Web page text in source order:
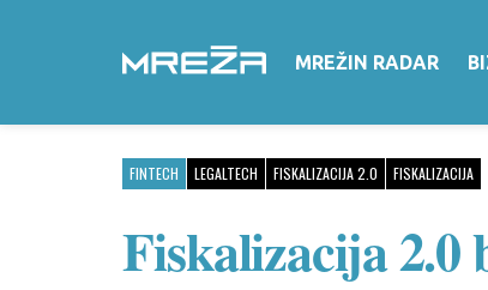
MREŽIN RADAR
FINTECH LEGALTECH FISKALIZACIJA 2.0 FISKALIZACIJA
Fiskalizacija 2.0